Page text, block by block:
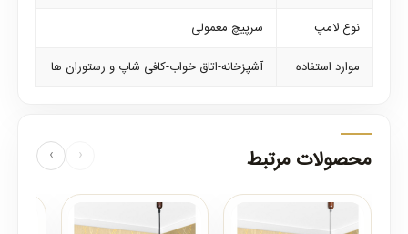
نوع لامپ
سرپیچ معمولی
موارد استفاده
آشپزخانه-اتاق خواب-کافی شاپ و رستوران ها
محصولات مرتبط ‹
›